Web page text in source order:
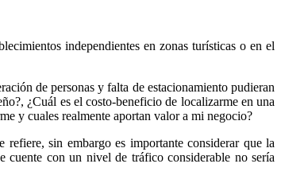
independientes en zonas turísticas o en el
de personas y falta de estacionamiento pudieran
¿Cuál es el costo-beneficio de localizarme en una
y cuales realmente aportan valor a mi negocio?
sin embargo es importante considerar que la
cuente con un nivel de tráfico considerable no sería